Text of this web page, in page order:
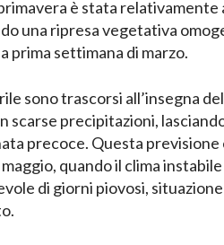
è stata relativamente
una ripresa vegetativa
prima settimana di marzo.
sono trascorsi all’insegna
scarse precipitazioni,
precoce. Questa previsione
quando il clima
di giorni piovosi,